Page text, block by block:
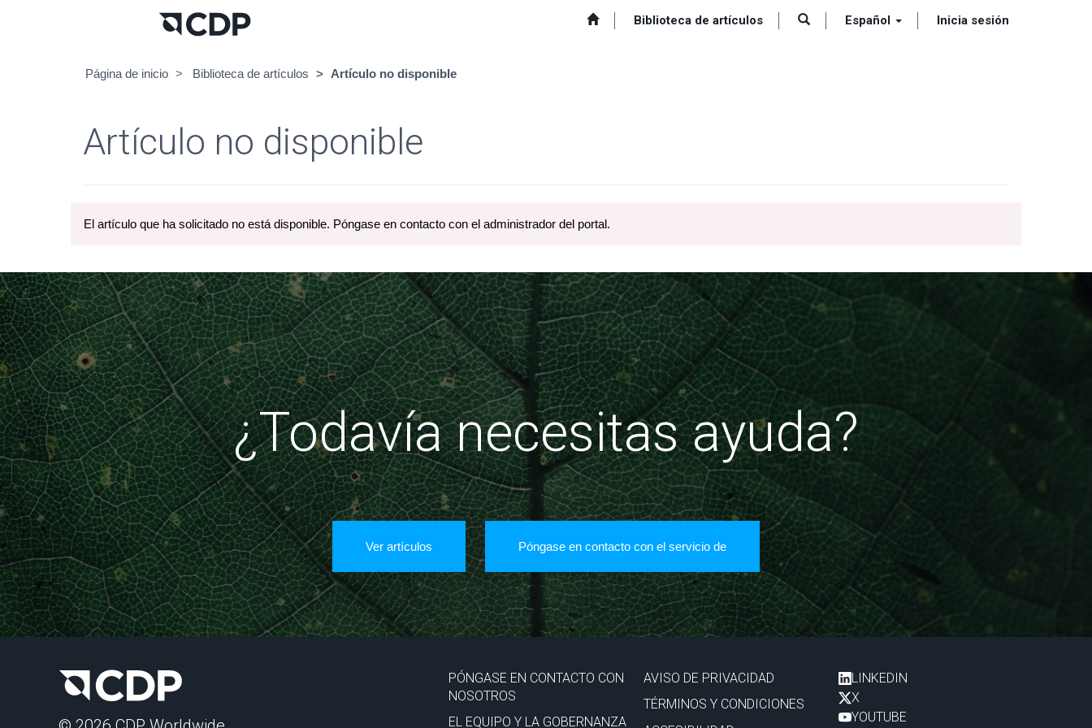
Biblioteca de artículos Español Inicia sesión
Página de inicio Biblioteca de artículos Artículo no disponible
Artículo no disponible
El artículo que ha solicitado no está disponible. Póngase en contacto con el administrador del portal.
¿Todavía necesitas ayuda?
Ver artículos Póngase en contacto con el servicio de
PÓNGASE EN CONTACTO CON
NOSOTROS
EL EQUIPO Y LA GOBERNANZA
AVISO DE PRIVACIDAD
TÉRMINOS Y CONDICIONES
LINKEDIN
X
YOUTUBE